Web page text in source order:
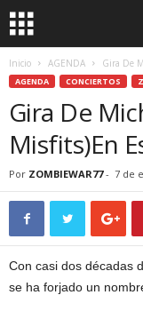
Inicio AGENDA Gira De
AGENDA CONCIERTOS
Gira De
Misfits)En
Por ZOMBIEWAR77- 7 de
Con casi dos décadas
se ha forjado un